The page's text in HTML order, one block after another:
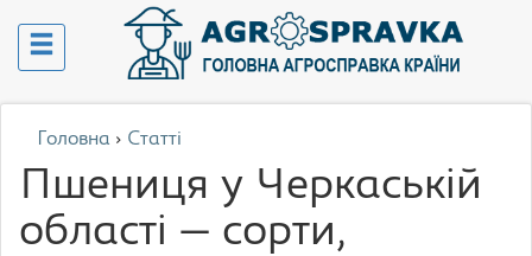
Головна › Статті
Пшениця у Черкаській
області — сорти,